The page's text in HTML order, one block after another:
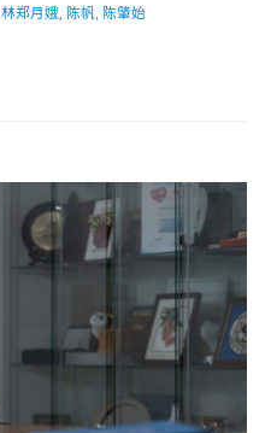
林郑月娥, 陈帆, 陈肇始